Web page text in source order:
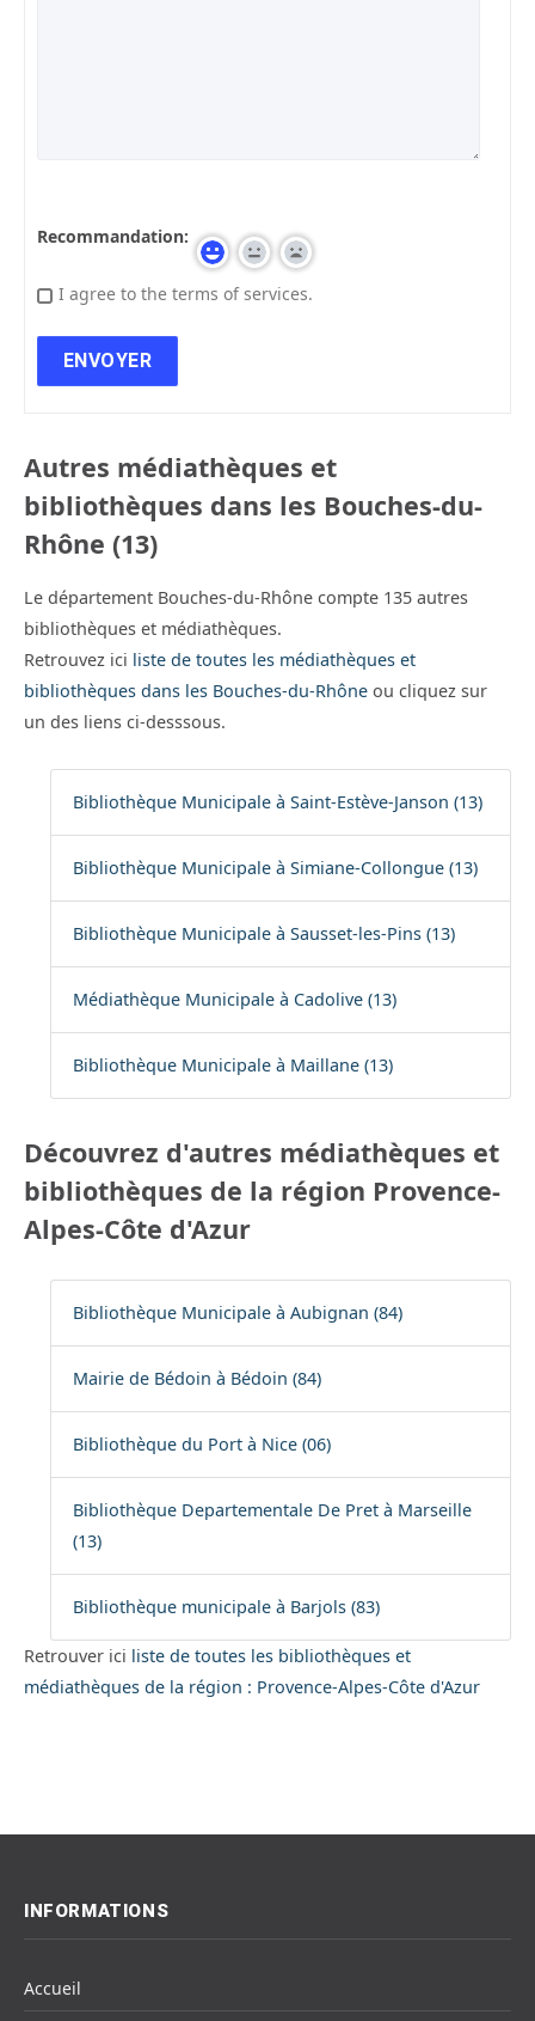
Recommandation:
I agree to the terms of services.
Autres médiathèques et
bibliothèques dans les Bouches-du-
Rhône (13)
Le département Bouches-du-Rhône compte 135 autres
bibliothèques et médiathèques.
Retrouvez ici liste de toutes les médiathèques et
bibliothèques dans les Bouches-du-Rhône ou cliquez sur
un des liens ci-desssous.
Bibliothèque Municipale à Saint-Estève-Janson (13)
Bibliothèque Municipale à Simiane-Collongue (13)
Bibliothèque Municipale à Sausset-les-Pins (13)
Médiathèque Municipale à Cadolive (13)
Bibliothèque Municipale à Maillane (13)
Découvrez d'autres médiathèques et
bibliothèques de la région Provence-
Alpes-Côte d'Azur
Bibliothèque Municipale à Aubignan (84)
Mairie de Bédoin à Bédoin (84)
Bibliothèque du Port à Nice (06)
Bibliothèque Departementale De Pret à Marseille
(13)
Bibliothèque municipale à Barjols (83)
Retrouver ici liste de toutes les bibliothèques et
médiathèques de la région : Provence-Alpes-Côte d'Azur
INFORMATIONS
Accueil